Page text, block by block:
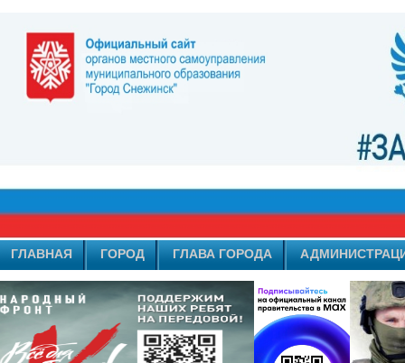
ГЛАВНАЯ ГОРОД ГЛАВА ГОРОДА